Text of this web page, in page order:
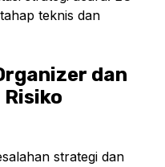
teknis dan
dan
strategi dan